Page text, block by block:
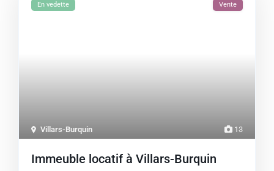
13
Villars-Burquin
En vedette Vente
Immeuble locatif à Villars-Burquin